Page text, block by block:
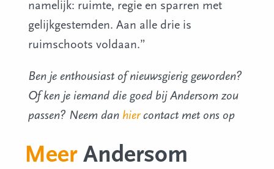
namelijk: ruimte, regie en sparren met
gelijkgestemden. Aan alle drie is
ruimschoots voldaan.”
Ben je enthousiast of nieuwsgierig geworden?
Of ken je iemand die goed bij Andersom zou
passen? Neem dan hiercontact met ons op
MeerAndersom